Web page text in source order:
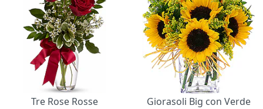
Tre Rose Rosse
Giorasoli Big con Verde